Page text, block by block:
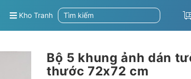
Kho Tranh
Bộ 5 khung ảnh dán
thước 72x72 cm